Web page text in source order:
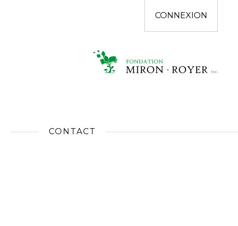
CONNEXION
CONTACT